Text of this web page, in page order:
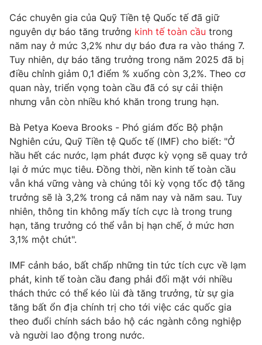
Khán giả
Giải sao mai
Âm nhạc
Sao
Du lịch
Làm đẹp
Chất lượng cuộc sống
Giáo dục
Tuyển sinh
Học trực tuyến
Công nghệ
Hitech Công nghệ tương lai
Thị trường
Tư vấn
Giao lưu trực tuyến
Lịch phát sóng
Chuyên mục khác
Emagazine Podcast
Photo
Video Shorts video
VTV Money VTV Thể thao
VTV Sức khoẻ Bất động sản
Các chuyên gia của Quỹ Tiền tệ Quốc tế đã giữ
nguyên dự báo tăng trưởng kinh tế toàn cầu trong
năm nay ở mức 3,2% như dự báo đưa ra vào tháng 7.
Tuy nhiên, dự báo tăng trưởng trong năm 2025 đã bị
điều chỉnh giảm 0,1 điểm % xuống còn 3,2%. Theo cơ
quan này, triển vọng toàn cầu đã có sự cải thiện
nhưng vẫn còn nhiều khó khăn trong trung hạn.
Bà Petya Koeva Brooks - Phó giám đốc Bộ phận
Nghiên cứu, Quỹ Tiền tệ Quốc tế (IMF) cho biết: "Ở
hầu hết các nước, lạm phát được kỳ vọng sẽ quay trở
lại ở mức mục tiêu. Đồng thời, nền kinh tế toàn cầu
vẫn khá vững vàng và chúng tôi kỳ vọng tốc độ tăng
trưởng sẽ là 3,2% trong cả năm nay và năm sau. Tuy
nhiên, thông tin không mấy tích cực là trong trung
hạn, tăng trưởng có thể vẫn bị hạn chế, ở mức hơn
3,1% một chút".
IMF cảnh báo, bất chấp những tin tức tích cực về lạm
phát, kinh tế toàn cầu đang phải đối mặt với nhiều
thách thức có thể kéo lùi đà tăng trưởng, từ sự gia
tăng bất ổn địa chính trị cho tới việc các quốc gia
theo đuổi chính sách bảo hộ các ngành công nghiệp
và người lao động trong nước.